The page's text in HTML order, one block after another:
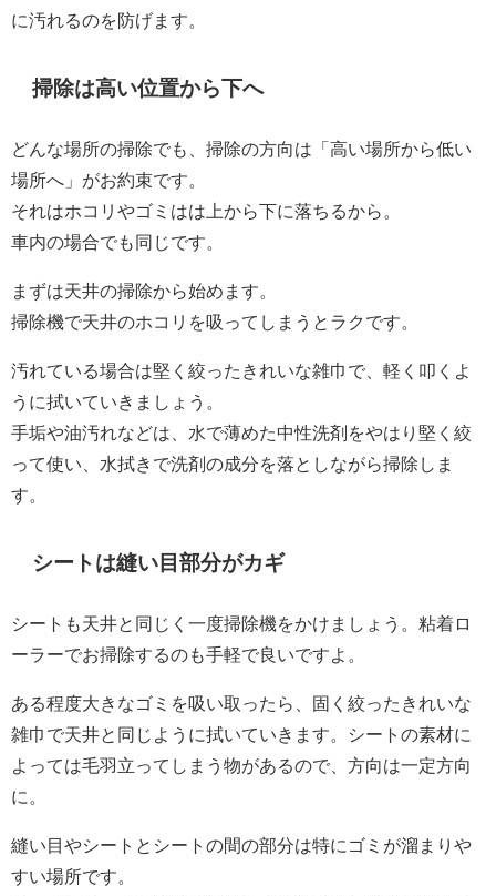
に汚れるのを防げます。
掃除は高い位置から下へ
どんな場所の掃除でも、掃除の方向は「高い場所から低い
場所へ」がお約束です。
それはホコリやゴミはは上から下に落ちるから。
車内の場合でも同じです。
まずは天井の掃除から始めます。
掃除機で天井のホコリを吸ってしまうとラクです。
汚れている場合は堅く絞ったきれいな雑巾で、軽く叩くよ
うに拭いていきましょう。
手垢や油汚れなどは、水で薄めた中性洗剤をやはり堅く絞
って使い、水拭きで洗剤の成分を落としながら掃除しま
す。
シートは縫い目部分がカギ
シートも天井と同じく一度掃除機をかけましょう。粘着ロ
ーラーでお掃除するのも手軽で良いですよ。
ある程度大きなゴミを吸い取ったら、固く絞ったきれいな
雑巾で天井と同じように拭いていきます。シートの素材に
よっては毛羽立ってしまう物があるので、方向は一定方向
に。
縫い目やシートとシートの間の部分は特にゴミが溜まりや
すい場所です。